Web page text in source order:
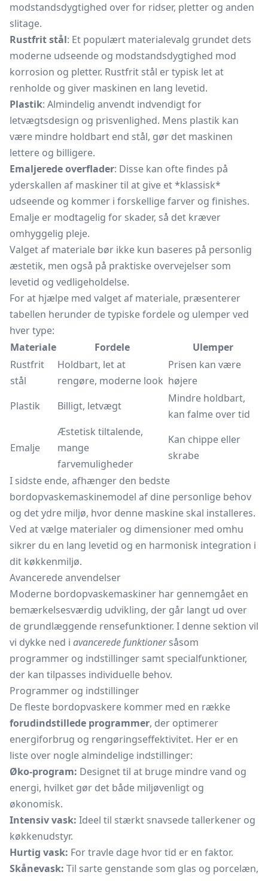
modstandsdygtighed over for ridser, pletter og anden
slitage.
Rustfrit stål: Et populært materialevalg grundet dets
moderne udseende og modstandsdygtighed mod
korrosion og pletter. Rustfrit stål er typisk let at
renholde og giver maskinen en lang levetid.
Plastik: Almindelig anvendt indvendigt for
letvægtsdesign og prisvenlighed. Mens plastik kan
være mindre holdbart end stål, gør det maskinen
lettere og billigere.
Emaljerede overflader: Disse kan ofte findes på
yderskallen af maskiner til at give et *klassisk*
udseende og kommer i forskellige farver og finishes.
Emalje er modtagelig for skader, så det kræver
omhyggelig pleje.
Valget af materiale bør ikke kun baseres på personlig
æstetik, men også på praktiske overvejelser som
levetid og vedligeholdelse.
For at hjælpe med valget af materiale, præsenterer
tabellen herunder de typiske fordele og ulemper ved
hver type:
Materiale
Fordele
Ulemper
Rustfrit
stål
Holdbart, let at
rengøre, moderne look
Prisen kan være
højere
Plastik
Billigt, letvægt
Mindre holdbart,
kan falme over tid
Emalje
Æstetisk tiltalende,
mange
farvemuligheder
Kan chippe eller
skrabe
I sidste ende, afhænger den bedste
bordopvaskemaskinemodel af dine personlige behov
og det ydre miljø, hvor denne maskine skal installeres.
Ved at vælge materialer og dimensioner med omhu
sikrer du en lang levetid og en harmonisk integration i
dit køkkenmiljø.
Avancerede anvendelser
Moderne bordopvaskemaskiner har gennemgået en
bemærkelsesværdig udvikling, der går langt ud over
de grundlæggende rensefunktioner. I denne sektion vil
vi dykke ned i avancerede funktionersåsom
programmer og indstillinger samt specialfunktioner,
der kan tilpasses individuelle behov.
Programmer og indstillinger
De fleste bordopvaskere kommer med en række
forudindstillede programmer, der optimerer
energiforbrug og rengøringseffektivitet. Her er en
liste over nogle almindelige indstillinger:
Øko-program: Designet til at bruge mindre vand og
energi, hvilket gør det både miljøvenligt og
økonomisk.
Intensiv vask: Ideel til stærkt snavsede tallerkener og
køkkenudstyr.
Hurtig vask: For travle dage hvor tid er en faktor.
Skånevask: Til sarte genstande som glas og porcelæn,